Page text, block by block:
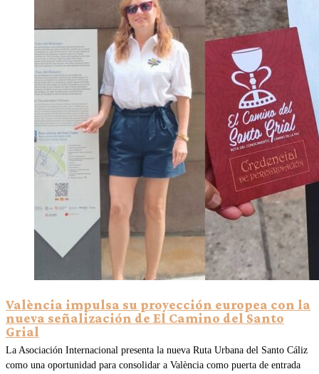
València impulsa su proyección europea con la
nueva señalización de El Camino del Santo
Grial
La Asociación Internacional presenta la nueva Ruta Urbana del Santo Cáliz
como una oportunidad para consolidar a València como puerta de entrada